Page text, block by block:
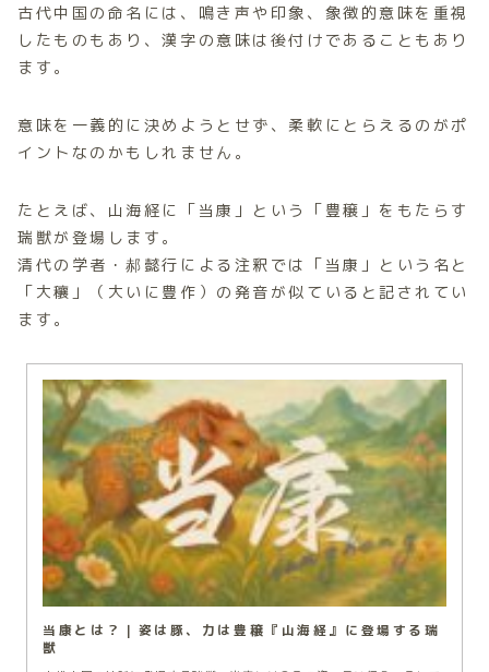
古代中国の命名には、鳴き声や印象、象徴的意味を重視
したものもあり、漢字の意味は後付けであることもあり
ます。
意味を一義的に決めようとせず、柔軟にとらえるのがポ
イントなのかもしれません。
たとえば、山海経に「当康」という「豊穣」をもたらす
瑞獣が登場します。
清代の学者・郝懿行による注釈では「当康」という名と
「大穰」（大いに豊作）の発音が似ていると記されてい
ます。
当康とは？｜姿は豚、力は豊穣『山海経』に登場する瑞
獣